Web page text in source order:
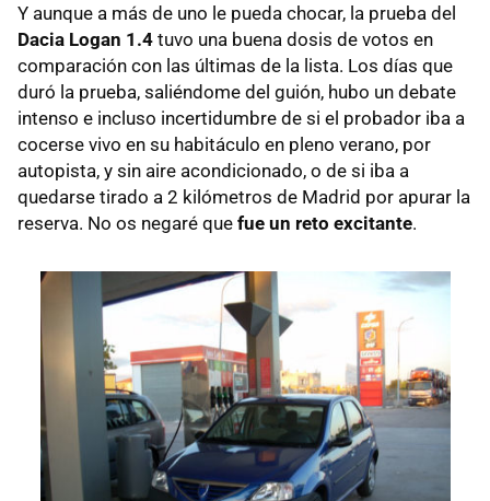
Y aunque a más de uno le pueda chocar, la prueba del
Dacia Logan 1.4 tuvo una buena dosis de votos en
comparación con las últimas de la lista. Los días que
duró la prueba, saliéndome del guión, hubo un debate
intenso e incluso incertidumbre de si el probador iba a
cocerse vivo en su habitáculo en pleno verano, por
autopista, y sin aire acondicionado, o de si iba a
quedarse tirado a 2 kilómetros de Madrid por apurar la
reserva. No os negaré que fue un reto excitante.